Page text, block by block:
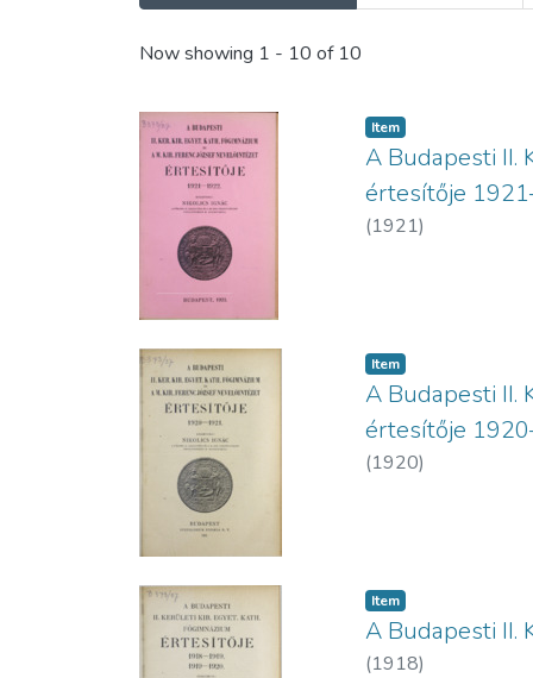
Recent Submissions
Now showing 1 - 10 of 10
Item
A Budapesti II.
értesítője
(1921)
Item
A Budapesti II.
értesítője
(1920)
Item
A Budapesti II.
(1918)